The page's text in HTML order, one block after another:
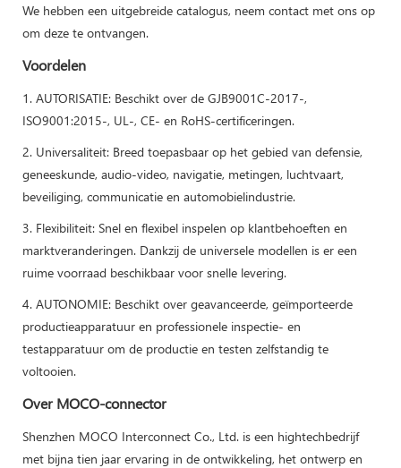
We hebben een uitgebreide catalogus, neem contact met ons op
om deze te ontvangen.
Voordelen
1. AUTORISATIE: Beschikt over de GJB9001C-2017-,
ISO9001:2015-, UL-, CE- en RoHS-certificeringen.
2. Universaliteit: Breed toepasbaar op het gebied van defensie,
geneeskunde, audio-video, navigatie, metingen, luchtvaart,
beveiliging, communicatie en automobielindustrie.
3. Flexibiliteit: Snel en flexibel inspelen op klantbehoeften en
marktveranderingen. Dankzij de universele modellen is er een
ruime voorraad beschikbaar voor snelle levering.
4. AUTONOMIE: Beschikt over geavanceerde, geïmporteerde
productieapparatuur en professionele inspectie- en
testapparatuur om de productie en testen zelfstandig te
voltooien.
Over MOCO-connector
Shenzhen MOCO Interconnect Co., Ltd. is een hightechbedrijf
met bijna tien jaar ervaring in de ontwikkeling, het ontwerp en